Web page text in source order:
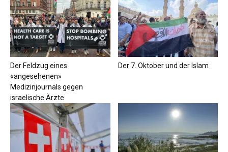
Der Feldzug eines
«angesehenen»
Medizinjournals gegen
israelische Ärzte
Der 7. Oktober und der Islam